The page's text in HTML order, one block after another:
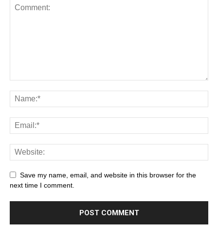
Save my name, email, and website in this browser for the
next time I comment.